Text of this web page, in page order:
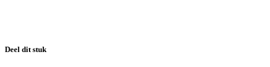
Deel dit stuk